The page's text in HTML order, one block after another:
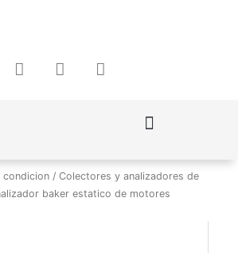
F
a
o
k
I
n
r
a
m
W
h
p
p
condicion / Colectores y analizadores de
baker estatico de motores